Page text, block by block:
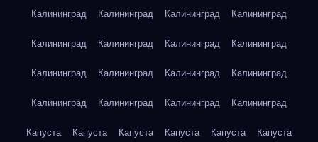
Калининград Калининград Калининград Калининград
Калининград Калининград Калининград Калининград
Калининград Калининград Калининград Калининград
Калининград Калининград Калининград Калининград
Капуста Капуста Капуста Капуста Капуста Капуста